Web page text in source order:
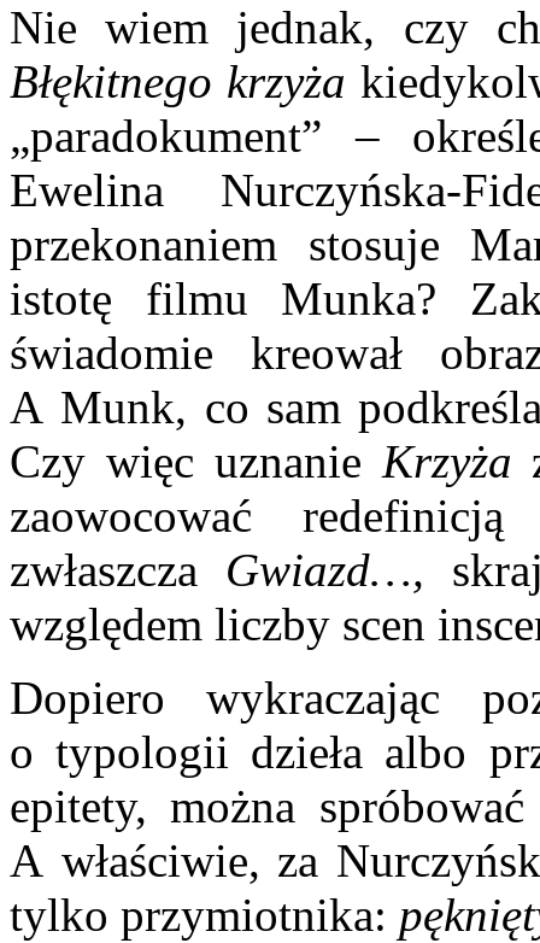
Nie wiem jednak, czy
Błękitnego krzyża
„paradokument” –
Ewelina Nurczyńska-
przekonaniem stosuje
istotę filmu Munka?
świadomie kreował
A Munk, co sam
Czy więc uznanie Krzyża
zaowocować
zwłaszcza Gwiazd…,
względem liczby scen
Dopiero wykraczając
o typologii dzieła albo
epitety, można
A właściwie, za
tylko przymiotnika: